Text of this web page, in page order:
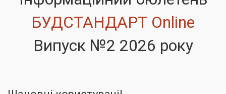
БУДСТАНДАРТ Online
Випуск №2 2026 року